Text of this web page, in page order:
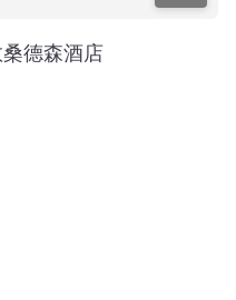
德森酒店